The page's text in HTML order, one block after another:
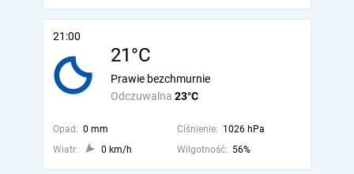
21:00
21°C
Odczuwalna 23°C
Prawie bezchmurnie
Opad: 0 mm Ciśnienie: 1026 hPa
Wiatr:
0 km/h Wilgotność: 56%